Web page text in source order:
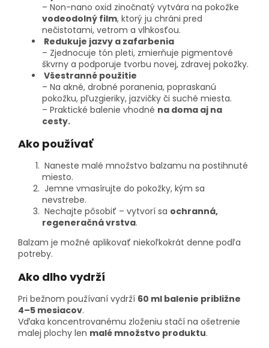
– Non-nano oxid zinočnatý vytvára na pokožke
vodeodolný film, ktorý ju chráni pred
nečistotami, vetrom a vlhkosťou.
Redukuje jazvy a zafarbenia
– Zjednocuje tón pleti, zmierňuje pigmentové
škvrny a podporuje tvorbu novej, zdravej pokožky.
Všestranné použitie
– Na akné, drobné poranenia, popraskanú
pokožku, pľuzgieriky, jazvičky či suché miesta.
– Praktické balenie vhodné na doma aj na
cesty.
Ako používať
Naneste malé množstvo balzamu na postihnuté
miesto.
Jemne vmasírujte do pokožky, kým sa
nevstrebe.
Nechajte pôsobiť – vytvorí sa ochranná,
regeneračná vrstva.
Balzam je možné aplikovať niekoľkokrát denne podľa
potreby.
Ako dlho vydrží
Pri bežnom používaní vydrží 60 ml balenie približne
4–5 mesiacov.
Vďaka koncentrovanému zloženiu stačí na ošetrenie
malej plochy len malé množstvo produktu.